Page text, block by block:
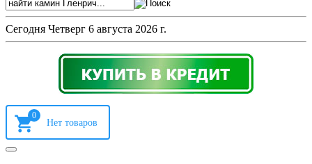
Сегодня Четверг 6 августа 2026 г.
0